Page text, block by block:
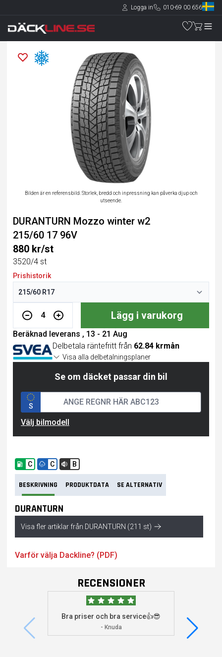
Logga in 010-69 00 656
Bilden är en referensbild. Storlek, bredd och inpressning kan påverka djup och
utseende.
DURANTURN Mozzo winter w2
215/60 17 96V
880 kr/st
3520/4 st
Prishistorik
4 Lägg i varukorg
Beräknad leverans , 13 - 21 Aug
Delbetala räntefritt från 62.84 krmån
Visa alla delbetalningsplaner
Se om däcket passar din bil
S
Välj bilmodell
C C B
BESKRIVNING PRODUKTDATA SE ALTERNATIV
DURANTURN
Visa fler artiklar från DURANTURN (211 st)
Varför välja Dackline? (PDF)
RECENSIONER
Bra priser och bra service👍😎
- Knuda